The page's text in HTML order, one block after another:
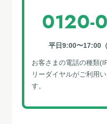
0120-
平⽇9:00〜17:00
お客さまの電話の種類
リーダイヤルがご利⽤
す。